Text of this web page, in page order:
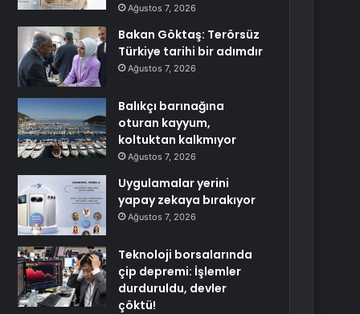
Ağustos 7, 2026
Bakan Göktaş: Terörsüz
Türkiye tarihi bir adımdır
Ağustos 7, 2026
Balıkçı barınağına
oturan kayyum,
koltuktan kalkmıyor
Ağustos 7, 2026
Uygulamalar yerini
yapay zekaya bırakıyor
Ağustos 7, 2026
Teknoloji borsalarında
çip depremi: İşlemler
durduruldu, devler
çöktü!